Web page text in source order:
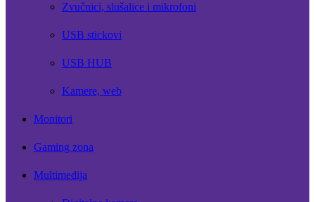
Zvučnici, slušalice i mikrofoni
USB stickovi
USB HUB
Kamere, web
Monitori
Gaming zona
Multimedija